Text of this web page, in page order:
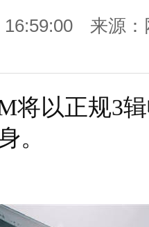
16:59:00
来源：
将以正规3
。